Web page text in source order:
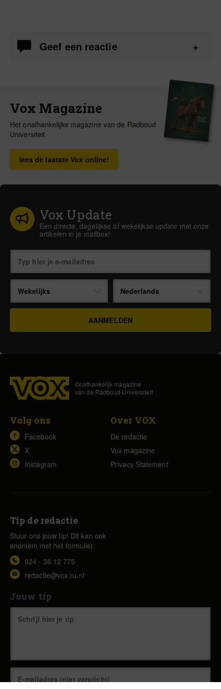
Geef een reactie
Vox Magazine
Het onafhankelijke magazine van de Radboud
Universiteit
lees de laatste Vox online!
Vox Update
Een directe, dagelijkse of wekelijkse update met onze
artikelen in je mailbox!
Wekelijks Nederlands
Onafhankelijk magazine
van de Radboud Universiteit
Volg ons
Facebook
X
Instagram
Over VOX
De redactie
Vox magazine
Privacy Statement
Tip de redactie
Stuur ons jouw tip! Dit kan ook
anoniem met het formulier.
024 - 36 12 775
redactie@vox.ru.nl
Jouw tip